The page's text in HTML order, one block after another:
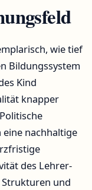
wie tief
Bildungssystem
Kind
knapper
nachhaltige
des Lehrer-
und